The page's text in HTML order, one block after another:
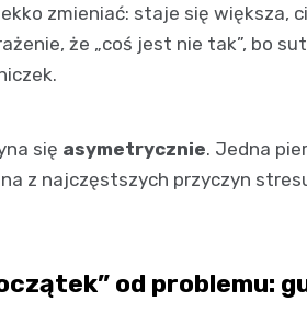
zmieniać: staje się większa,
że „coś jest nie tak”, bo
się asymetrycznie. Jedna
z najczęstszych przyczyn
od problemu: